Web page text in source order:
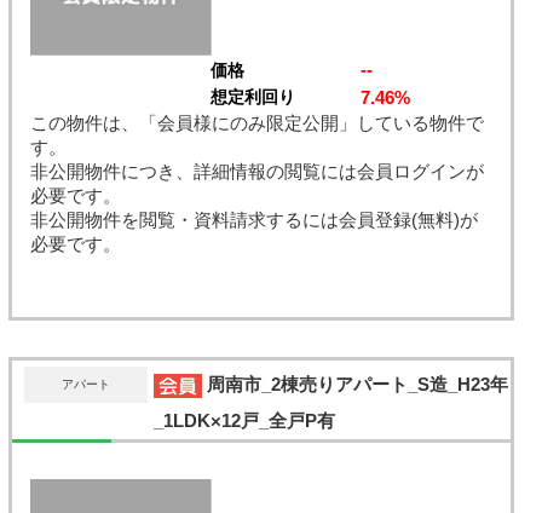
価格 --
想定利回り
7.46%
この物件は、「会員様にのみ限定公開」している物件で
す。
非公開物件につき、詳細情報の閲覧には会員ログインが
必要です。
非公開物件を閲覧・資料請求するには会員登録(無料)が
必要です。
アパート
周南市_2棟売りアパート_S造_H23年
_1LDK×12戸_全戸P有